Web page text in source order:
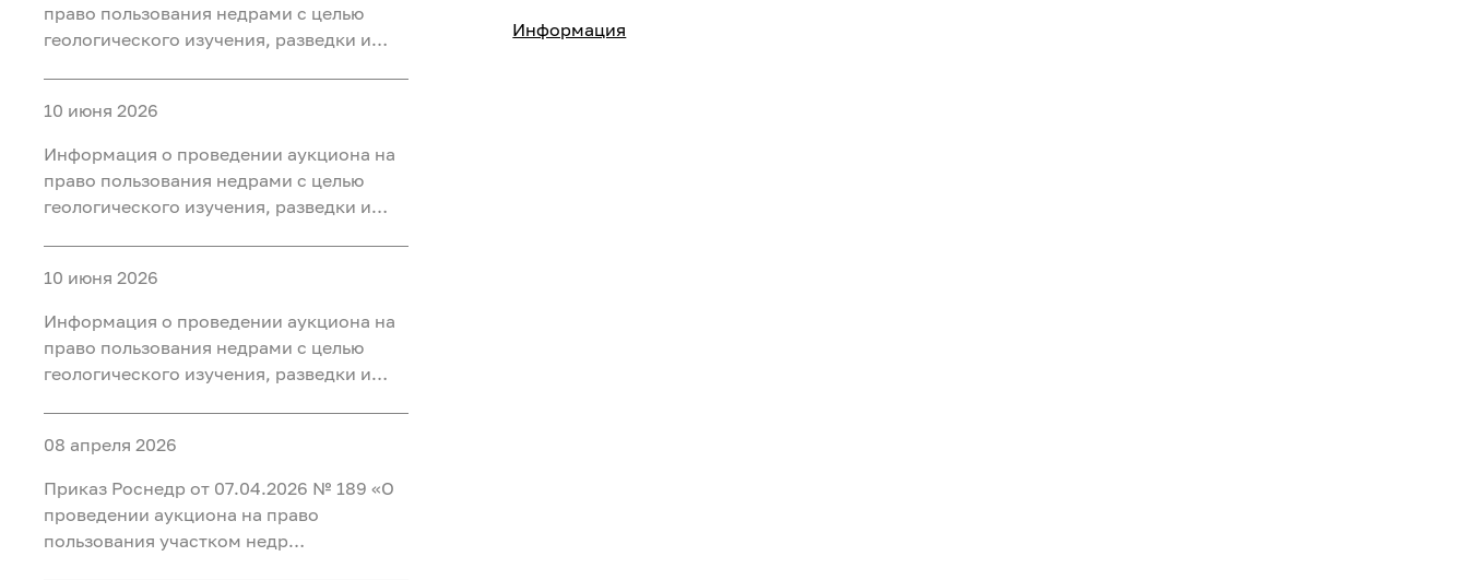
право пользования недрами с целью
геологического изучения, разведки и
Тобольском, Ярковском районах
Тюменской области и Кондинском
районе ХМАО-Югра
10 июня 2026
Информация о проведении аукциона на
право пользования недрами с целью
геологического изучения, разведки и
Тобольском, Ярковском районах
Тюменской области
10 июня 2026
Информация о проведении аукциона на
право пользования недрами с целью
геологического изучения, разведки и
Тобольском, Ярковском районах
Тюменской области и Кондинском
районе ХМАО-Югра
08 апреля 2026
Приказ Роснедр от 07.04.2026 № 189 «О
проведении аукциона на право
пользования участком недр
Информация